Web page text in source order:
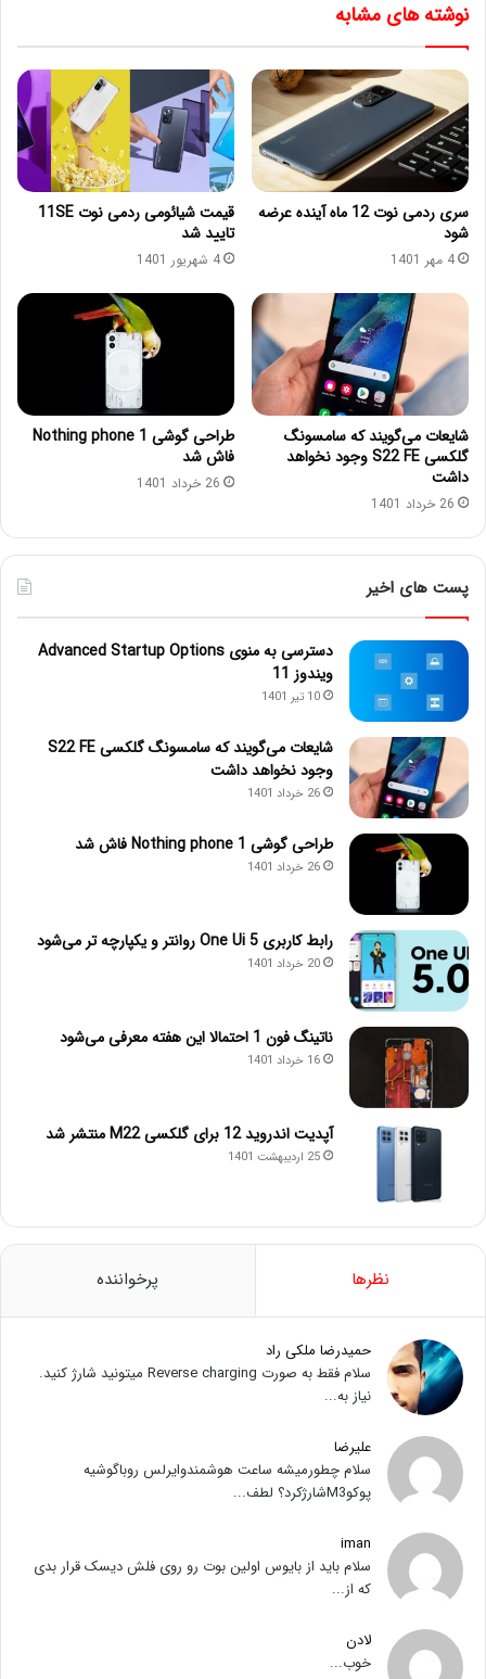
نوشته های مشابه
سری ردمی نوت 12 ماه آینده عرضه
شود
4 مهر 1401
قیمت شیائومی ردمی نوت 11SE
تایید شد
4 شهریور 1401
شایعات می‌گویند که سامسونگ
گلکسی S22 FE وجود نخواهد
داشت
26 خرداد 1401
طراحی گوشی Nothing phone 1
فاش شد
26 خرداد 1401
پست های اخیر
دسترسی به منوی Advanced Startup Options
ویندوز 11
10 تیر 1401
شایعات می‌گویند که سامسونگ گلکسی S22 FE
وجود نخواهد داشت
26 خرداد 1401
طراحی گوشی Nothing phone 1 فاش شد
26 خرداد 1401
رابط کاربری One Ui 5 روانتر و یکپارچه تر می‌شود
20 خرداد 1401
ناتینگ فون 1 احتمالا این هفته معرفی می‌شود
16 خرداد 1401
آپدیت اندروید 12 برای گلکسی M22 منتشر شد
25 اردیبهشت 1401
نظرها پرخواننده
حمیدرضا ملکی راد
سلام فقط به صورت Reverse charging میتونید شارژ کنید.
نیاز به...
علیرضا
سلام چطورمیشه ساعت هوشمندوایرلس روباگوشیه
پوکوM3شارژکرد؟ لطف...
iman
سلام باید از بایوس اولین بوت رو روی فلش دیسک قرار بدی
که از...
لادن
خوب...